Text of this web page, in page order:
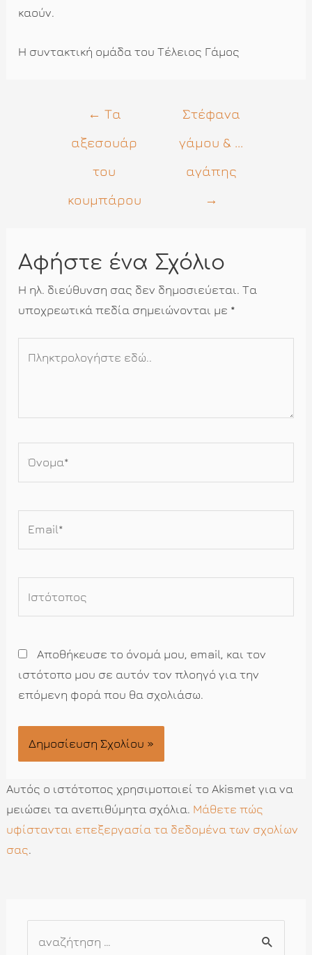
καούν.
Η συντακτική ομάδα του Τέλειος Γάμος
← Τα
αξεσουάρ
του
κουμπάρου
Στέφανα
γάμου & ...
αγάπης
→
Αφήστε ένα Σχόλιο
Η ηλ. διεύθυνση σας δεν δημοσιεύεται. Τα
υποχρεωτικά πεδία σημειώνονται με *
Αποθήκευσε το όνομά μου, email, και τον
ιστότοπο μου σε αυτόν τον πλοηγό για την
επόμενη φορά που θα σχολιάσω.
Αυτός ο ιστότοπος χρησιμοποιεί το Akismet για να
μειώσει τα ανεπιθύμητα σχόλια. Μάθετε πώς
υφίστανται επεξεργασία τα δεδομένα των σχολίων
σας.